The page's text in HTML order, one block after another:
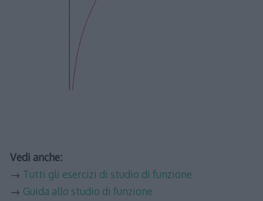
Vedi anche:
→ Tutti gli esercizi di studio di funzione
→ Guida allo studio di funzione